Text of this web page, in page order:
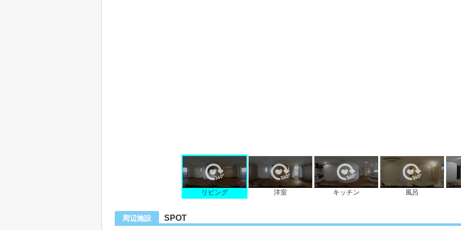
リビング 洋室 キッチン 風呂
周辺施設 SPOT